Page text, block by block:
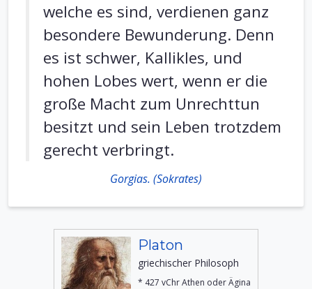
welche es sind, verdienen ganz
besondere Bewunderung. Denn
es ist schwer, Kallikles, und
hohen Lobes wert, wenn er die
große Macht zum Unrechttun
besitzt und sein Leben trotzdem
gerecht verbringt.
Gorgias. (Sokrates)
Platon
griechischer Philosoph
* 427 vChr Athen oder Ägina